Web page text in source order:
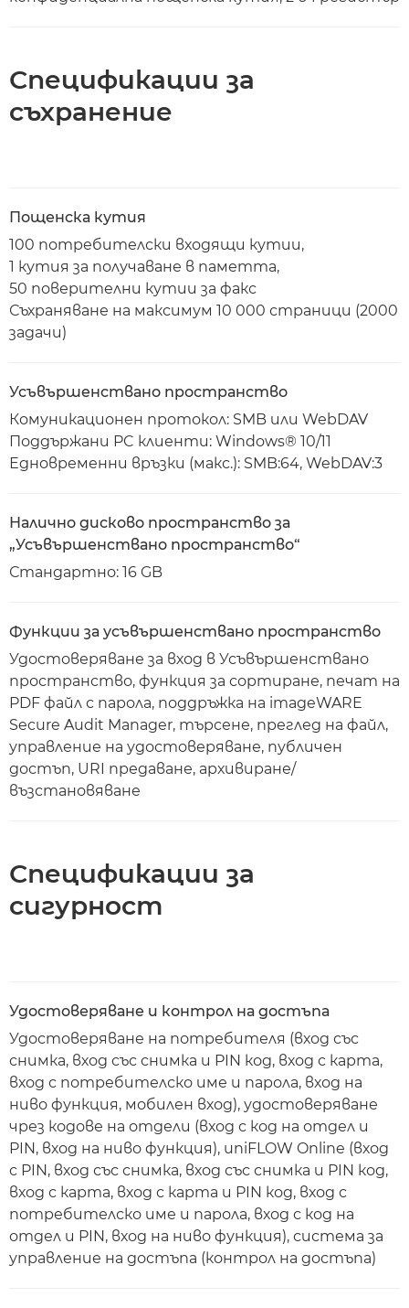
Спецификации за
съхранение
Пощенска кутия
100 потребителски входящи кутии,
1 кутия за получаване в паметта,
50 поверителни кутии за факс
Съхраняване на максимум 10 000 страници (2000
задачи)
Усъвършенствано пространство
Комуникационен протокол: SMB или WebDAV
Поддържани PC клиенти: Windows® 10/11
Едновременни връзки (макс.): SMB:64, WebDAV:3
Налично дисково пространство за
„Усъвършенствано пространство“
Стандартно: 16 GB
Функции за усъвършенствано пространство
Удостоверяване за вход в Усъвършенствано
пространство, функция за сортиране, печат на
PDF файл с парола, поддръжка на imageWARE
Secure Audit Manager, търсене, преглед на файл,
управление на удостоверяване, публичен
достъп, URI предаване, архивиране/
възстановяване
Спецификации за
сигурност
Удостоверяване и контрол на достъпа
Удостоверяване на потребителя (вход със
снимка, вход със снимка и PIN код, вход с карта,
вход с потребителско име и парола, вход на
ниво функция, мобилен вход), удостоверяване
чрез кодове на отдели (вход с код на отдел и
PIN, вход на ниво функция), uniFLOW Online (вход
с PIN, вход със снимка, вход със снимка и PIN код,
вход с карта, вход с карта и PIN код, вход с
потребителско име и парола, вход с код на
отдел и PIN, вход на ниво функция), система за
управление на достъпа (контрол на достъпа)